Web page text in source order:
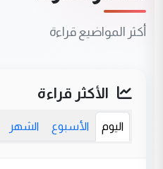
أكثر المواضيع قراءة
الأكثر قراءة
اليوم الأسبوع الشهر